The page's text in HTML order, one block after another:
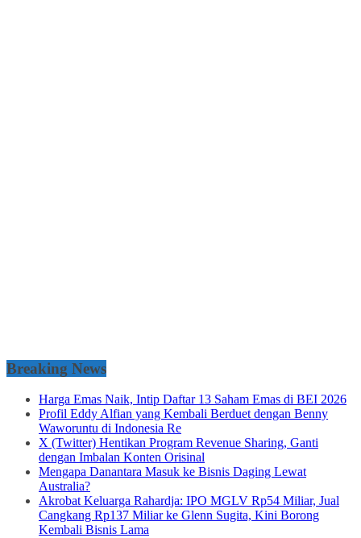
Breaking News
Harga Emas Naik, Intip Daftar 13 Saham Emas di BEI 2026
Profil Eddy Alfian yang Kembali Berduet dengan Benny
Waworuntu di Indonesia Re
X (Twitter) Hentikan Program Revenue Sharing, Ganti
dengan Imbalan Konten Orisinal
Mengapa Danantara Masuk ke Bisnis Daging Lewat
Australia?
Akrobat Keluarga Rahardja: IPO MGLV Rp54 Miliar, Jual
Cangkang Rp137 Miliar ke Glenn Sugita, Kini Borong
Kembali Bisnis Lama